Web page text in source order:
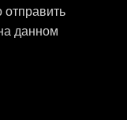
данном